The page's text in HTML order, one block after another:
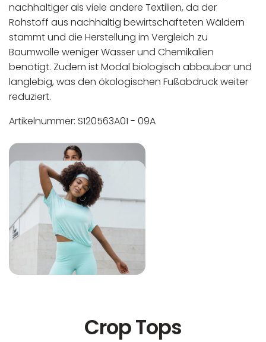
nachhaltiger als viele andere Textilien, da der
Rohstoff aus nachhaltig bewirtschafteten Wäldern
stammt und die Herstellung im Vergleich zu
Baumwolle weniger Wasser und Chemikalien
benötigt. Zudem ist Modal biologisch abbaubar und
langlebig, was den ökologischen Fußabdruck weiter
reduziert.
Artikelnummer: S120563A01 - 09A
Maschinenwäsche bis 30°C
Nicht bleichen
Nicht bügeln
Nicht trocknergeeignet
In der EU niedergelassener verantwortlicher
Wirtschaftsakteur:
Crop Tops